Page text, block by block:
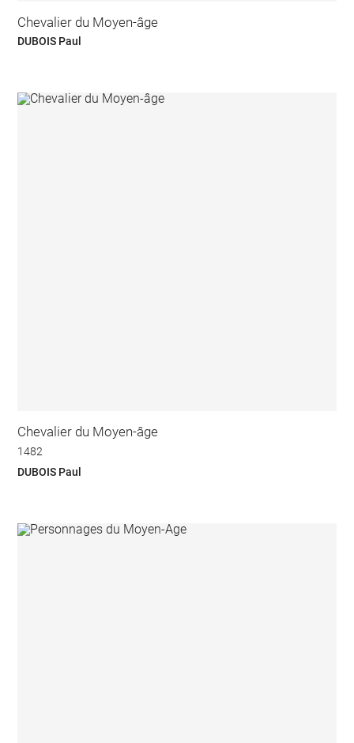
Chevalier du Moyen-âge
DUBOIS Paul
Chevalier du Moyen-âge
1482
DUBOIS Paul